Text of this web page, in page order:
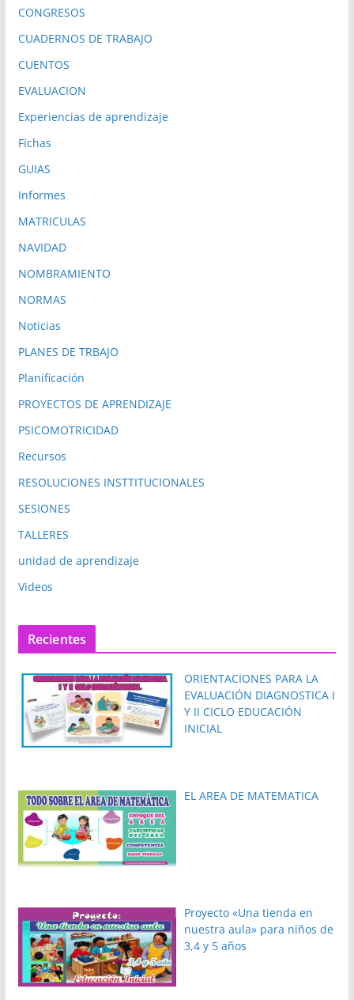
CONGRESOS
CUADERNOS DE TRABAJO
CUENTOS
EVALUACION
Experiencias de aprendizaje
Fichas
GUIAS
Informes
MATRICULAS
NAVIDAD
NOMBRAMIENTO
NORMAS
Noticias
PLANES DE TRBAJO
Planificación
PROYECTOS DE APRENDIZAJE
PSICOMOTRICIDAD
Recursos
RESOLUCIONES INSTTITUCIONALES
SESIONES
TALLERES
unidad de aprendizaje
Videos
Recientes
ORIENTACIONES PARA LA
EVALUACIÓN DIAGNOSTICA I
Y II CICLO EDUCACIÓN
INICIAL
EL AREA DE MATEMATICA
Proyecto «Una tienda en
nuestra aula» para niños de
3,4 y 5 años